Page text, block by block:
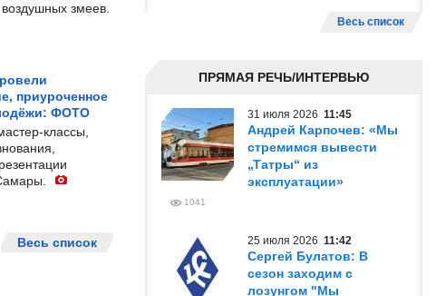
змеев.
приуроченное
ФОТО
классы,
Весь список
Весь список
ПРЯМАЯ РЕЧЬ/ИНТЕРВЬЮ
31 июля 2026 11:45
Андрей Карпочев: «Мы
стремимся вывести
„Татры“ из
эксплуатации»
1041
25 июля 2026 11:42
Сергей Булатов: В
сезон заходим с
лозунгом "Мы